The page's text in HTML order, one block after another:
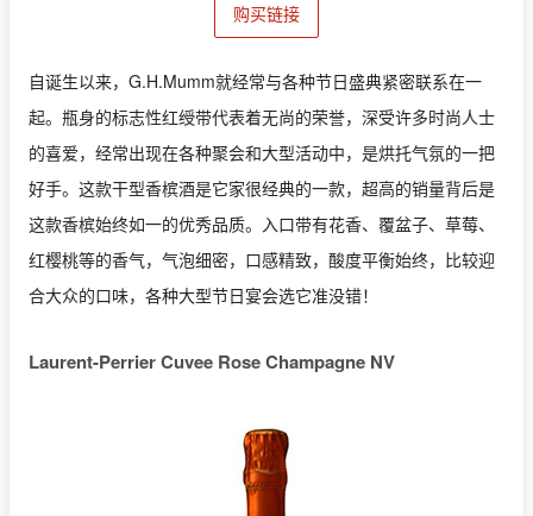
购买链接
自诞生以来，G.H.Mumm就经常与各种节日盛典紧密联系在一
起。瓶身的标志性红绶带代表着无尚的荣誉，深受许多时尚人士
的喜爱，经常出现在各种聚会和大型活动中，是烘托气氛的一把
好手。这款干型香槟酒是它家很经典的一款，超高的销量背后是
这款香槟始终如一的优秀品质。入口带有花香、覆盆子、草莓、
红樱桃等的香气，气泡细密，口感精致，酸度平衡始终，比较迎
合大众的口味，各种大型节日宴会选它准没错！
Laurent-Perrier Cuvee Rose Champagne NV